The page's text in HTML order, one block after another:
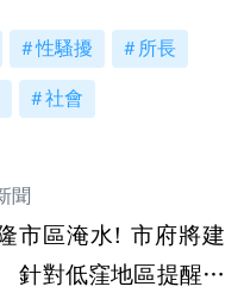
性騷擾 所長
社會
聞
市區淹水! 市府將建
針對低窪地區提醒防